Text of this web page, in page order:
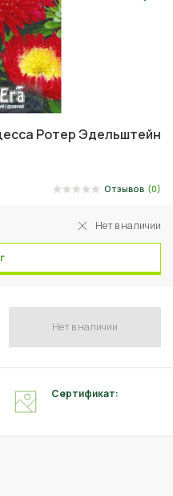
Ротер Эдельштейн
Отзывов (0)
Нет в наличии
Нет в наличии
Сертификат: